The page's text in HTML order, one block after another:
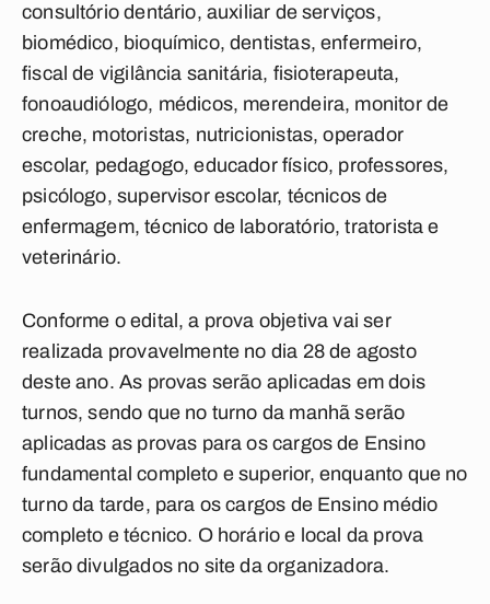
consultório dentário, auxiliar de serviços,
biomédico, bioquímico, dentistas, enfermeiro,
fiscal de vigilância sanitária, fisioterapeuta,
fonoaudiólogo, médicos, merendeira, monitor de
creche, motoristas, nutricionistas, operador
escolar, pedagogo, educador físico, professores,
psicólogo, supervisor escolar, técnicos de
enfermagem, técnico de laboratório, tratorista e
veterinário.
Conforme o edital, a prova objetiva vai ser
realizada provavelmente no dia 28 de agosto
deste ano. As provas serão aplicadas em dois
turnos, sendo que no turno da manhã serão
aplicadas as provas para os cargos de Ensino
fundamental completo e superior, enquanto que no
turno da tarde, para os cargos de Ensino médio
completo e técnico. O horário e local da prova
serão divulgados no site da organizadora.